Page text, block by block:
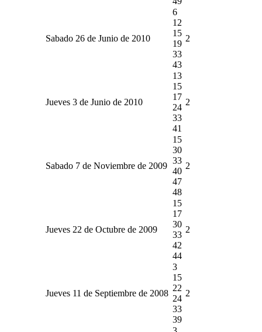
Sabado 26 de Junio de 2010
6
12
15
19
33
43
2
Jueves 3 de Junio de 2010
13
15
17
24
33
41
2
Sabado 7 de Noviembre de 2009
15
30
33
40
47
48
2
Jueves 22 de Octubre de 2009
15
17
30
33
42
44
2
Jueves 11 de Septiembre de 2008
3
15
22
24
33
39
2